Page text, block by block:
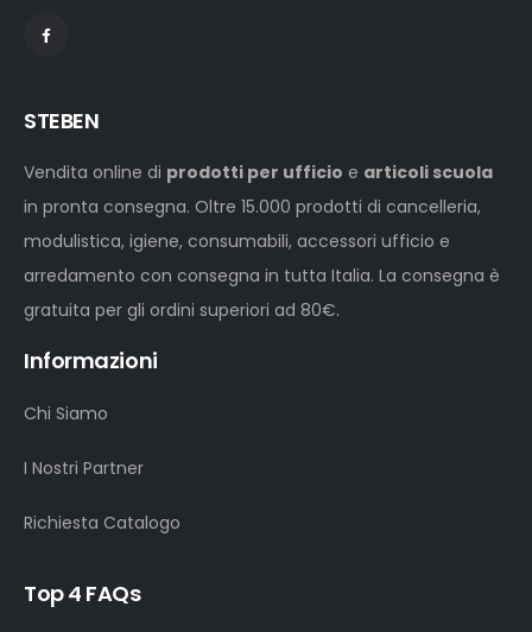
STEBEN
Vendita online di prodotti per ufficio e articoli scuola
in pronta consegna. Oltre 15.000 prodotti di cancelleria,
modulistica, igiene, consumabili, accessori ufficio e
arredamento con consegna in tutta Italia. La consegna è
gratuita per gli ordini superiori ad 80€.
Informazioni
Chi Siamo
I Nostri Partner
Richiesta Catalogo
Top 4 FAQs